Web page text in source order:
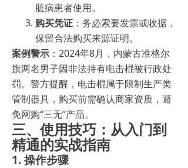
脏病患者使用。
购买凭证 ：务必索要发票或收据，
保留合法购买来源证明。
案例警示 ：2024年8月，内蒙古准格尔
旗两名男子因非法持有电击棍被行政处
罚。警方提醒，电击棍属于限制生产类
管制器具，购买前需确认商家资质，避
免网购“三无”产品。
三、使用技巧：从入门到
精通的实战指南
1. 操作步骤